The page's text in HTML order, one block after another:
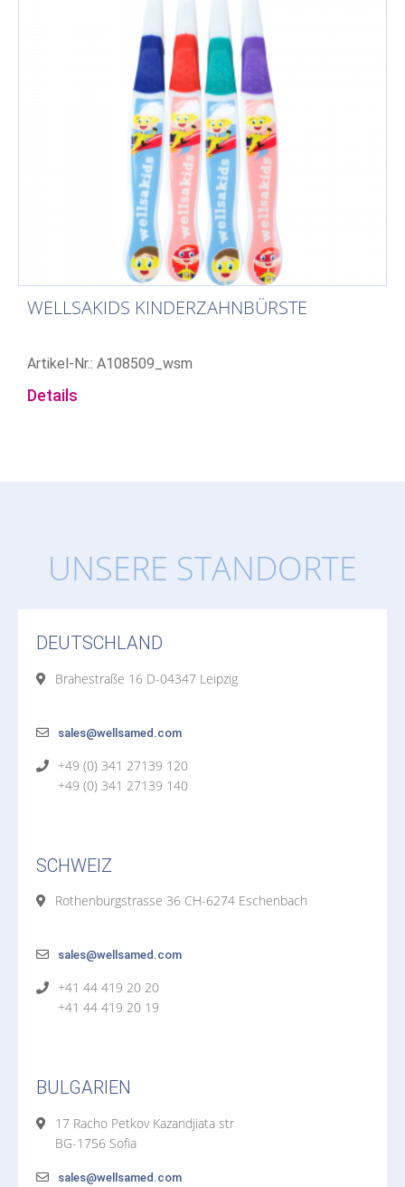
WELLSAKIDS KINDERZAHNBÜRSTE
Artikel-Nr.: A108509_wsm
Details
UNSERE STANDORTE
DEUTSCHLAND
Brahestraße 16 D-04347 Leipzig
sales@wellsamed.com
+49 (0) 341 27139 120
+49 (0) 341 27139 140
SCHWEIZ
Rothenburgstrasse 36 CH-6274 Eschenbach
sales@wellsamed.com
+41 44 419 20 20
+41 44 419 20 19
BULGARIEN
17 Racho Petkov Kazandjiata str
BG-1756 Sofia
sales@wellsamed.com